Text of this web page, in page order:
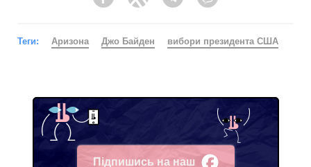
FacebookTwitter Telegram
Теги: Аризона Джо Байден вибори президента США
Підпишись на наш